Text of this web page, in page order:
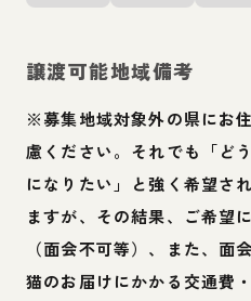
譲渡可能地域備考
※募集地域対象外の県にお
慮ください。それでも「ど
になりたい」と強く希望さ
ますが、その結果、ご希望
（面会不可等）、また、面
猫のお届けにかかる交通費